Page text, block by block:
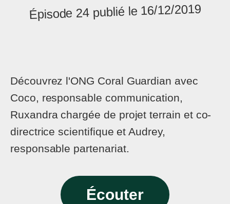
Épisode 24 publié le 16/12/2019
Découvrez l'ONG Coral Guardian avec
Coco, responsable communication,
Ruxandra chargée de projet terrain et co-
directrice scientifique et Audrey,
responsable partenariat.
Écouter